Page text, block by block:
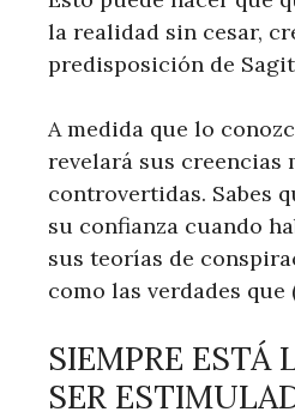
la realidad sin cesar,
predisposición de
A medida que lo
revelará sus creencias
controvertidas. Sabes
su confianza cuando
sus teorías de
como las verdades que
SIEMPRE ESTÁ
SER